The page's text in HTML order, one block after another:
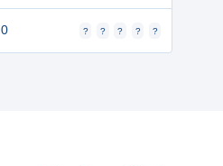
0 ? ? ? ? ?